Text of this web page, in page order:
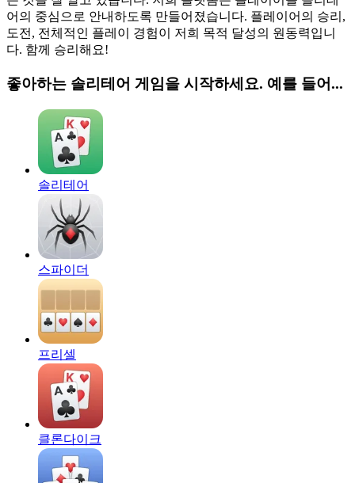
어의 중심으로 안내하도록 만들어졌습니다. 플레이어의 승리,
도전, 전체적인 플레이 경험이 저희 목적 달성의 원동력입니
다. 함께 승리해요!
좋아하는 솔리테어 게임을 시작하세요. 예를 들어...
솔리테어
스파이더
프리셀
클론다이크